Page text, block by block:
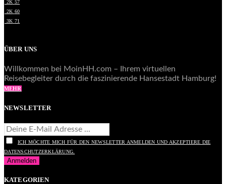
2K 57
2K 60
3K 71
ÜBER UNS
Willkommen bei MoinHH.com – Ihrem virtuellen
Reisebegleiter durch die faszinierende Hansestadt Hamburg!
MEHR
NEWSLETTER
ICH MÖCHTE MICH FÜR DEN NEWSLETTER ANMELDEN UND AKZEPTIERE DIE
DATENSCHUTZERKLÄRUNG.
KATEGORIEN